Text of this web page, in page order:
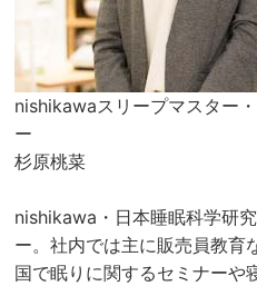
nishikawaスリープマスター
ー
杉原桃菜
nishikawa・日本睡眠科学研
ー。社内では主に販売員教育
国で眠りに関するセミナーや